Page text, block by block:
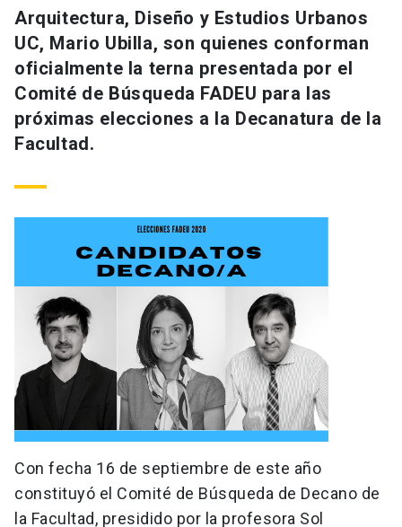
Arquitectura, Diseño y Estudios Urbanos
UC, Mario Ubilla, son quienes conforman
oficialmente la terna presentada por el
Comité de Búsqueda FADEU para las
próximas elecciones a la Decanatura de la
Facultad.
Con fecha 16 de septiembre de este año
constituyó el Comité de Búsqueda de Decano de
la Facultad, presidido por la profesora Sol